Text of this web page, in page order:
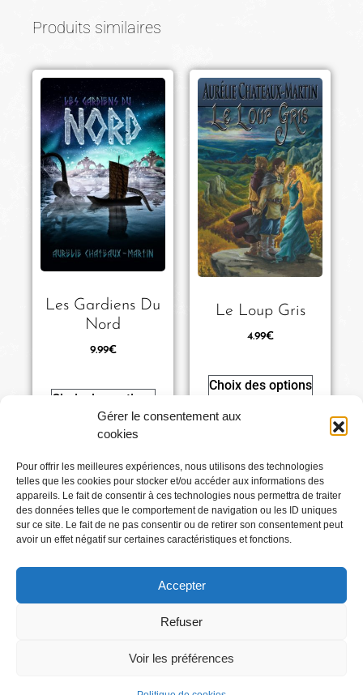
Gérer le consentement aux
cookies
Pour offrir les meilleures expériences, nous utilisons des technologies
telles que les cookies pour stocker et/ou accéder aux informations des
appareils. Le fait de consentir à ces technologies nous permettra de traiter
des données telles que le comportement de navigation ou les ID uniques
sur ce site. Le fait de ne pas consentir ou de retirer son consentement peut
avoir un effet négatif sur certaines caractéristiques et fonctions.
Accepter
Refuser
Voir les préférences
Produits similaires
Les Gardiens Du
Nord
9.99€
Choix des options
Le Loup Gris
4.99€
Choix des options
Conditions générales
Mentions légales
Où Me Trouver ?